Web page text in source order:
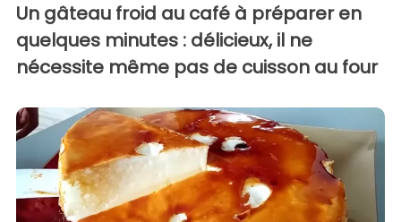
Un gâteau froid au café à préparer en
quelques minutes : délicieux, il ne
nécessite même pas de cuisson au four